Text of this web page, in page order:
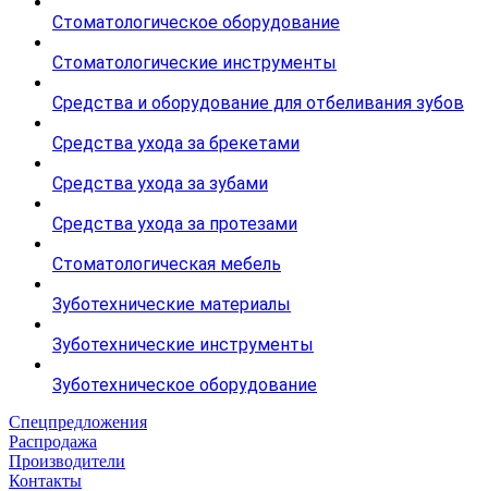
Стоматологическое оборудование
Стоматологические инструменты
Средства и оборудование для отбеливания зубов
Средства ухода за брекетами
Средства ухода за зубами
Средства ухода за протезами
Стоматологическая мебель
Зуботехнические материалы
Зуботехнические инструменты
Зуботехническое оборудование
Спецпредложения
Распродажа
Производители
Контакты